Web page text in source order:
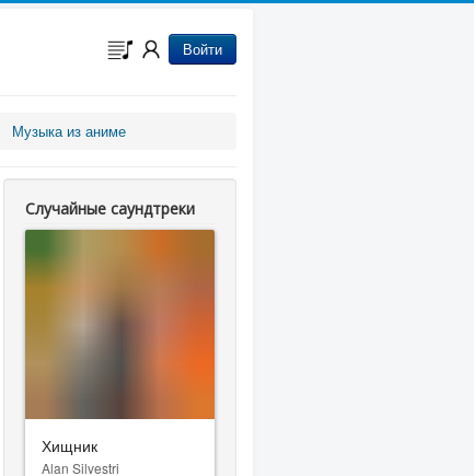
Войти
Музыка из аниме
Случайные саундтреки
Хищник
Alan Silvestri